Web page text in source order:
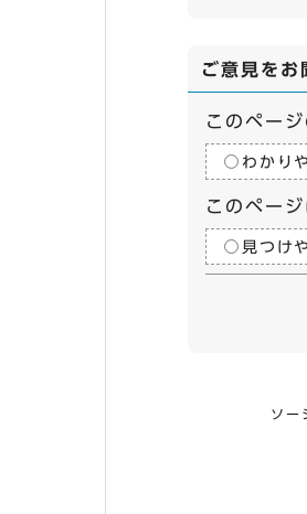
ご意見をお
このペー
わかり
このペー
見つけ
ソー